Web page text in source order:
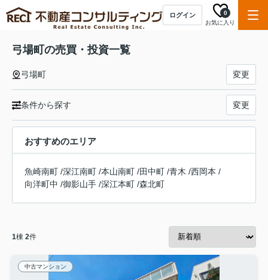
ログイン
お気に入り
0
弓場町の売買・投資一覧
弓場町 変更
条件から探す 変更
おすすめのエリア
魚崎南町 /深江南町 /本山南町 /田中町 /青木 /西岡本 /
向洋町中 /御影山手 /深江本町 /森北町
1棟 2件
中古マンション